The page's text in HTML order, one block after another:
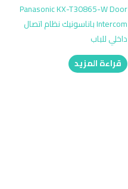
Panasonic KX-T30865-W Door
Intercom باناسونيك نظام اتصال
داخلي للباب
قراءة المزيد